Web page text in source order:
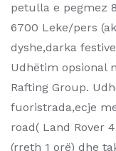
petulla e pegmez
6700 Leke/pers
dyshe,darka
Udhëtim opsional
Rafting Group.
fuoristrada,ecje
road( Land Rover
(rreth 1 orë) dhe